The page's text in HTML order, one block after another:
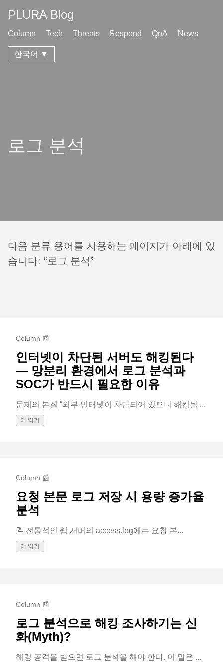
PLURA Blog
Column Tech Threats Respond QnA News
한국어 ▼
로그 분석
다음 분류 용어를 사용하는 페이지가 아래에 있
습니다: “로그 분석”
Column 📰
인터넷이 차단된 서버도 해킹된다
— 망분리 환경에서 로그 분석과
SOC가 반드시 필요한 이유
문제의 본질 “외부 인터넷이 차단되어 있으니 해킹될 ...
더 읽기
Column 📰
요청 본문 로그 저장 시 용량 증가율
분석
📝 전통적인 웹 서버의 access.log에는 요청 본...
더 읽기
Column 📰
로그 분석으로 해킹 조사하기는 신
화(Myth)?
해킹 공격을 받으면 로그 분석을 해야 한다. 이 말은 ...